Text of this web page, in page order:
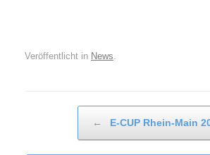
Veröffentlicht in News
← E-CUP Rhein-Main